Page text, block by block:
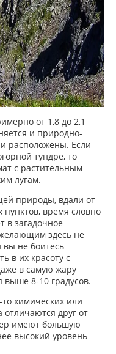
от 1,8 до 2,1
и природно-
расположены. Если
тундре, то
с растительным
лугам.
природы, вдали от
время словно
в загадочное
здесь не
вы не боитесь
в их красоту с
в самую жару
выше 8-10 градусов.
химических или
друг от
имеют большую
высокий уровень